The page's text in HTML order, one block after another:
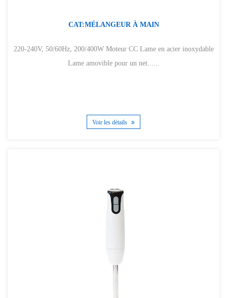
CAT:MÉLANGEUR À MAIN
220-240V, 50/60Hz, 200/400W Moteur CC Lame en acier inoxydable
Lame amovible pour un net......
Voir les détails